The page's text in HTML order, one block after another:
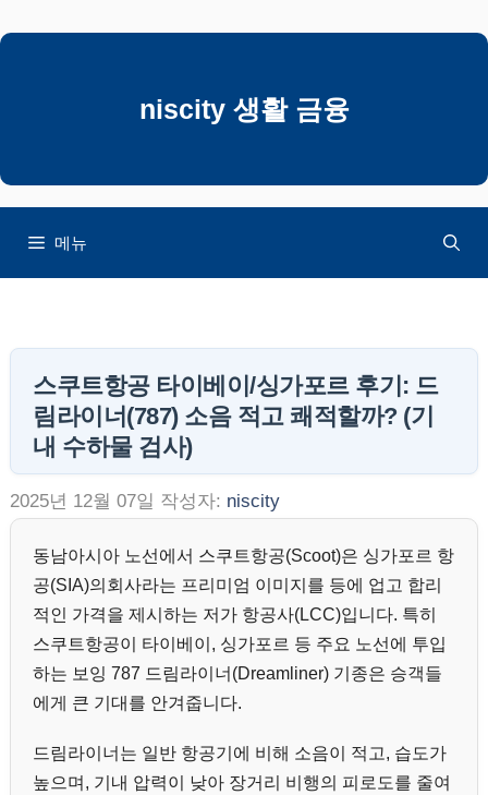
텐
뛰
niscity 생활 금융
메뉴
스쿠트항공 타이베이/싱가포르 후기: 드
림라이너(787) 소음 적고 쾌적할까? (기
내 수하물 검사)
2025년 12월 07일 작성자: niscity
동남아시아 노선에서 스쿠트항공(Scoot)은 싱가포르 항
공(SIA)의회사라는 프리미엄 이미지를 등에 업고 합리
적인 가격을 제시하는 저가 항공사(LCC)입니다. 특히
스쿠트항공이 타이베이, 싱가포르 등 주요 노선에 투입
하는 보잉 787 드림라이너(Dreamliner) 기종은 승객들
에게 큰 기대를 안겨줍니다.
드림라이너는 일반 항공기에 비해 소음이 적고, 습도가
높으며, 기내 압력이 낮아 장거리 비행의 피로도를 줄여